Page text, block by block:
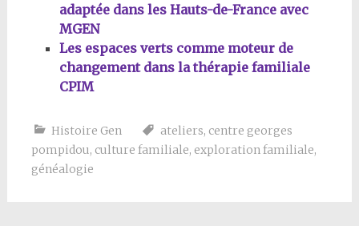
adaptée dans les Hauts-de-France avec
MGEN
Les espaces verts comme moteur de
changement dans la thérapie familiale
CPIM
Histoire Gen ateliers, centre georges
pompidou, culture familiale, exploration familiale,
généalogie